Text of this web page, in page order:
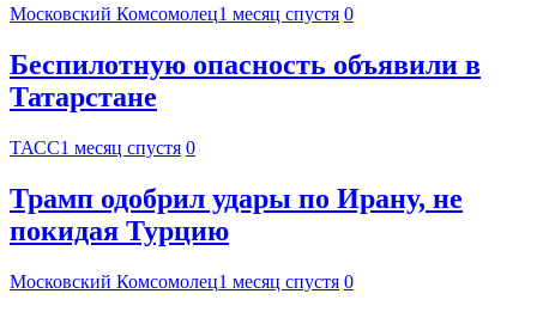
Московский Комсомолец1 месяц спустя 0
Беспилотную опасность объявили в
Татарстане
ТАСС1 месяц спустя 0
Трамп одобрил удары по Ирану, не
покидая Турцию
Московский Комсомолец1 месяц спустя 0